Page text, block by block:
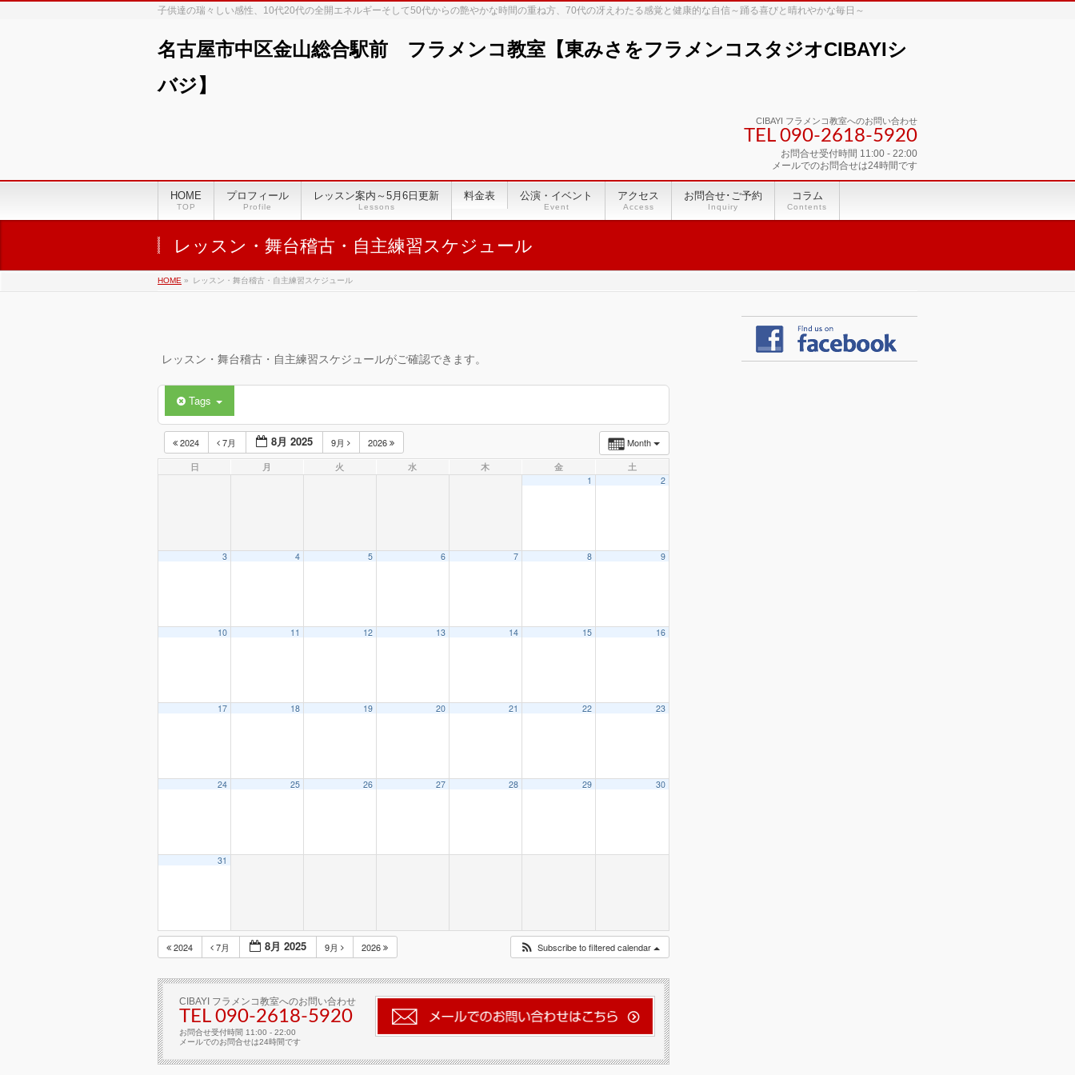
子供達の瑞々しい感性、10代20代の全開エネルギーそして50代からの艶やかな時間の重ね方、70代の冴えわたる感覚と健康的な自信～踊る喜びと晴れやかな毎日～
名古屋市中区金山総合駅前 フラメンコ教室【東みさをフラメンコスタジオCIBAYIシ
バジ】
CIBAYI フラメンコ教室へのお問い合わせ
TEL 090-2618‐5920
お問合せ受付時間 11:00 - 22:00
メールでのお問合せは24時間です
HOME
TOP
プロフィール
Profile
レッスン案内～5月6日更新
Lessons
料金表 公演・イベント
Event
アクセス
Access
お問合せ･ご予約
Inquiry
コラム
Contents
レッスン・舞台稽古・自主練習スケジュール
HOME » レッスン・舞台稽古・自主練習スケジュール
レッスン・舞台稽古・自主練習スケジュールがご確認できます。
Tags
Month
2024 7月 8月 2025 9月
2026
日
月 火 水 木 金 土
1 2
3 4 5 6 7 8 9
10 11 12 13 14 15 16
17 18 19 20 21 22 23
24 25 26 27 28 29 30
31
2024 7月 8月 2025 9月 2026 Subscribe to filtered calendar
CIBAYI フラメンコ教室へのお問い合わせ
TEL 090-2618‐5920
お問合せ受付時間 11:00 - 22:00
メールでのお問合せは24時間です